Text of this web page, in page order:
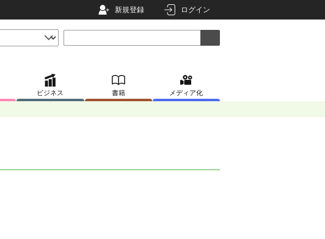
新規登録 ログイン
ビジネス 書籍 メディア化